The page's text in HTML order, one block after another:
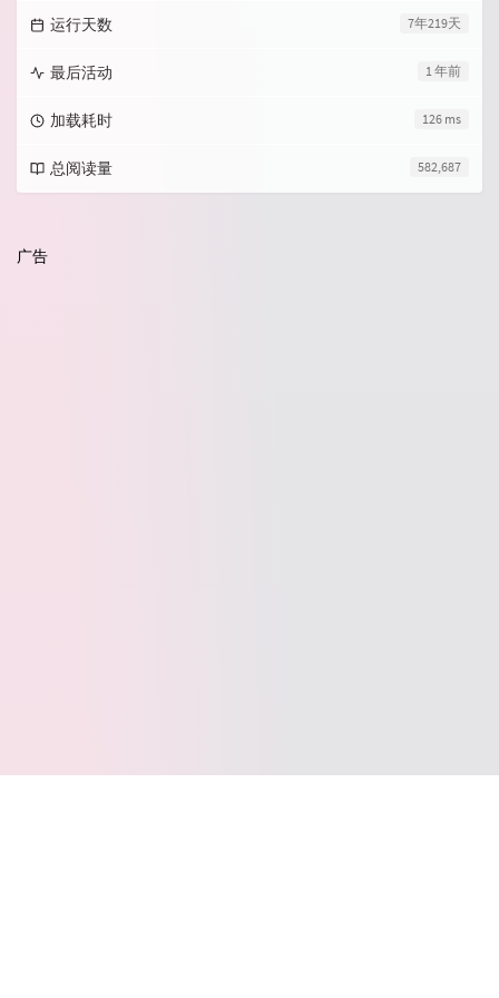
7年219天
运行天数
1 年前
最后活动
126 ms
加载耗时
582,687
总阅读量
广告